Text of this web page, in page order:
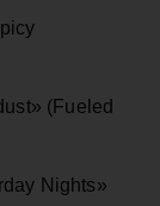
(Fueled
Nights»